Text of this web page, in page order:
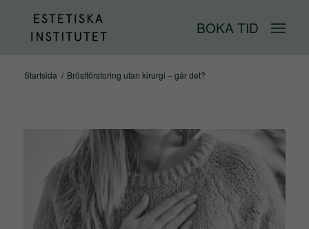
BOKA TID
Startsida / Bröstförstoring utan kirurgi – går det?